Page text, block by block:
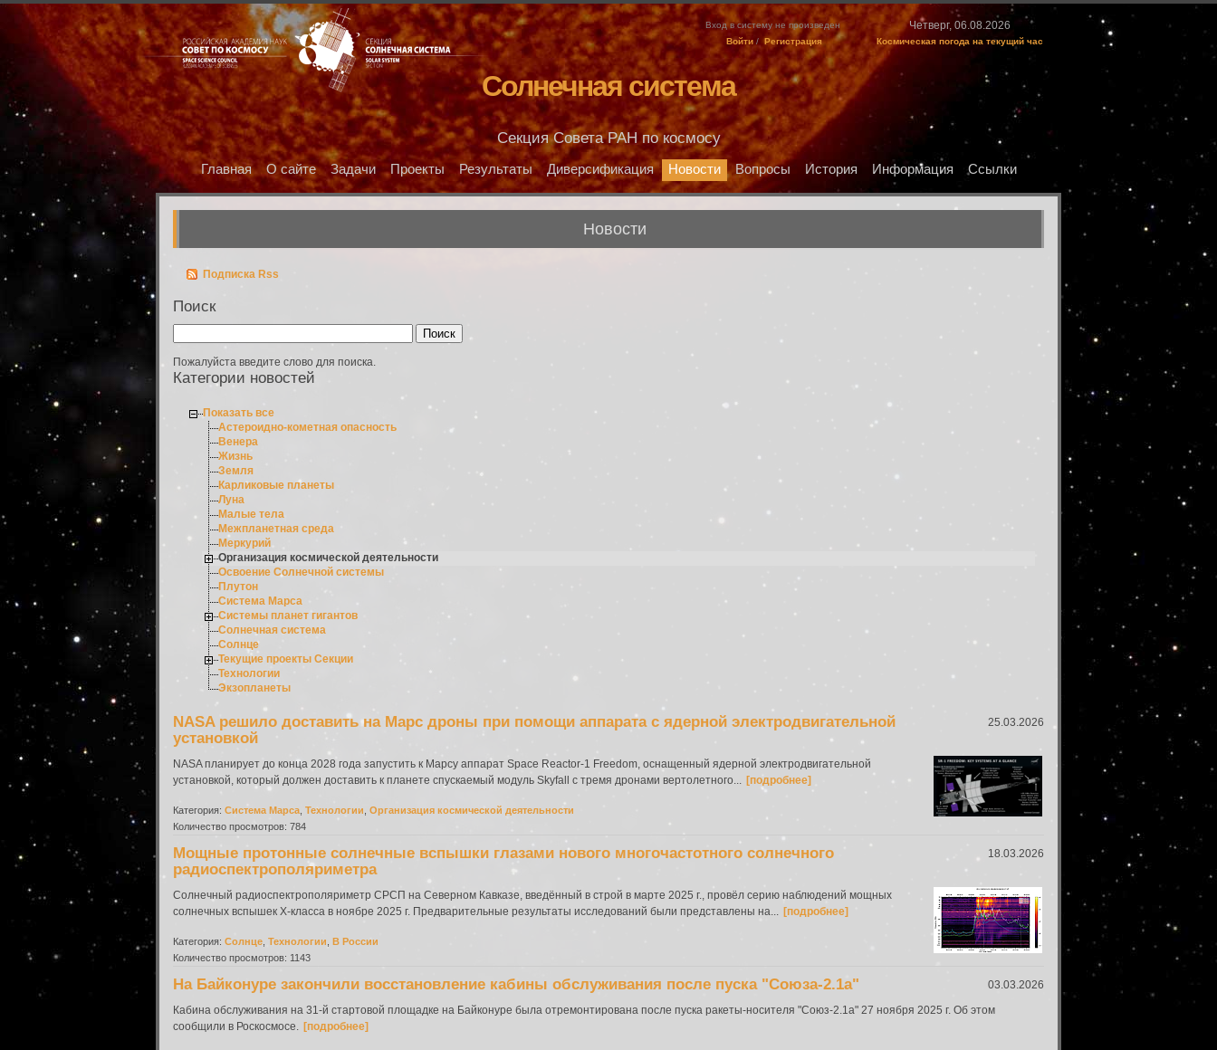
Четверг, 06.08.2026
Космическая погода на текущий час
Вход в систему не произведен
Войти / Регистрация
Солнечная система
Секция Совета РАН по космосу
Главная О сайте Задачи Проекты Результаты Диверсификация Новости Вопросы История Информация Ссылки
Новости
Подписка Rss
Поиск
Пожалуйста введите слово для поиска.
Категории новостей
Показать все
Астероидно-кометная опасность
Венера
Жизнь
Земля
Карликовые планеты
Луна
Малые тела
Межпланетная среда
Меркурий
Организация космической деятельности
Освоение Солнечной системы
Плутон
Система Марса
Системы планет гигантов
Солнечная система
Солнце
Текущие проекты Секции
Технологии
Экзопланеты
25.03.2026
NASA решило доставить на Марс дроны при помощи аппарата с ядерной электродвигательной
установкой
NASA планирует до конца 2028 года запустить к Марсу аппарат Space Reactor-1 Freedom, оснащенный ядерной электродвигательной
установкой, который должен доставить к планете спускаемый модуль Skyfall с тремя дронами вертолетного... [подробнее]
Категория: Система Марса Технологии Организация космической деятельности
Количество просмотров: 784
18.03.2026
Мощные протонные солнечные вспышки глазами нового многочастотного солнечного
радиоспектрополяриметра
Солнечный радиоспектрополяриметр СРСП на Северном Кавказе, введённый в строй в марте 2025 г., провёл серию наблюдений мощных
солнечных вспышек X-класса в ноябре 2025 г. Предварительные результаты исследований были представлены на... [подробнее]
Категория: Солнце Технологии В России
Количество просмотров: 1143
03.03.2026
На Байконуре закончили восстановление кабины обслуживания после пуска "Союза-2.1а"
Кабина обслуживания на 31-й стартовой площадке на Байконуре была отремонтирована после пуска ракеты-носителя "Союз-2.1а" 27 ноября 2025 г. Об этом
сообщили в Роскосмосе. [подробнее]